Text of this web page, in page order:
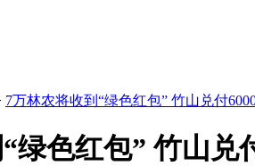
7万林农将收到“绿色红包” 竹山兑付
绿色红包” 竹山兑